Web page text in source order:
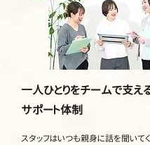
一人ひとりをチームで支え
サポート体制
スタッフはいつも親身に話を聞いて